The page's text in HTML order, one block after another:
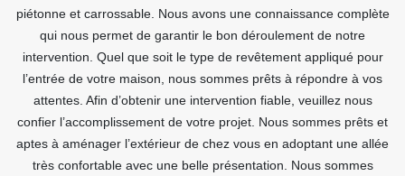
piétonne et carrossable. Nous avons une connaissance complète
qui nous permet de garantir le bon déroulement de notre
intervention. Quel que soit le type de revêtement appliqué pour
l’entrée de votre maison, nous sommes prêts à répondre à vos
attentes. Afin d’obtenir une intervention fiable, veuillez nous
confier l’accomplissement de votre projet. Nous sommes prêts et
aptes à aménager l’extérieur de chez vous en adoptant une allée
très confortable avec une belle présentation. Nous sommes